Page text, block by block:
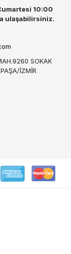
10:00
ulaşabilirsiniz.
SOKAK
İZMİR